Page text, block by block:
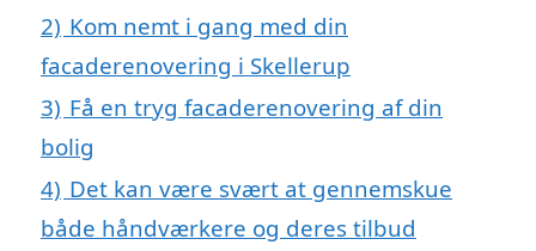
2) Kom nemt i gang med din
facaderenovering i Skellerup
3) Få en tryg facaderenovering af din
bolig
4) Det kan være svært at gennemskue
både håndværkere og deres tilbud